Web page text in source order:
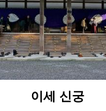
이세 신궁